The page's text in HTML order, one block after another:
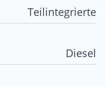
Teilintegrierte
Diesel